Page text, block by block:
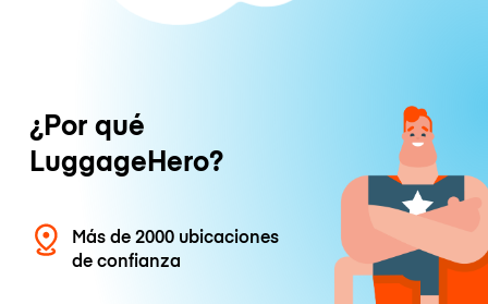
¿Por qué
LuggageHero?
Más de 2000 ubicaciones
de confianza